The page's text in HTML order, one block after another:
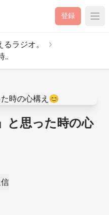
登録
ラジオ。
..
と思った時の心